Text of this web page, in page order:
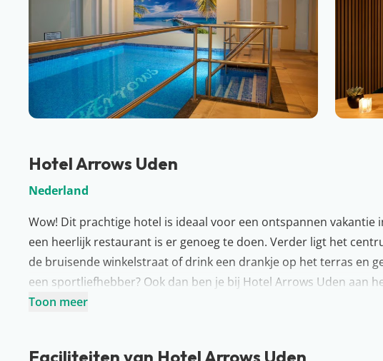
Hotel Arrows Uden
Nederland
Wow! Dit prachtige hotel is ideaal voor een ontspannen vakantie
een heerlijk restaurant is er genoeg te doen. Verder ligt het
de bruisende winkelstraat of drink een drankje op het terras en
een sportliefhebber? Ook dan ben je bij Hotel Arrows Uden aan
sportschool aanwezig. Sluit de dag af met jullie lievelingsdrankje
Toon meer